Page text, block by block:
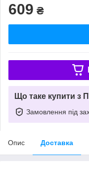
609 ₴
Що таке купити з
Замовлення під
Опис Доставка